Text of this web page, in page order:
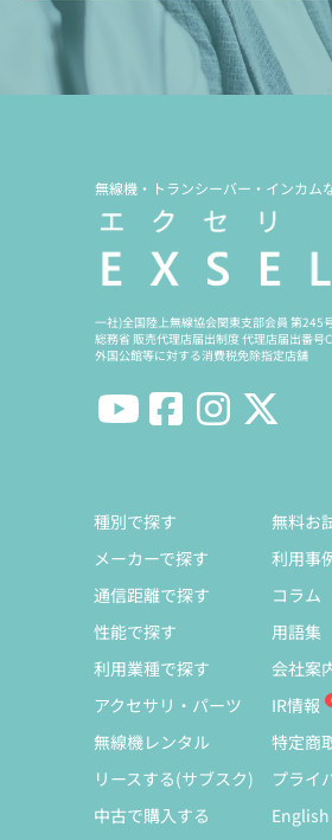
無線機・トランシーバー・インカム
一社)全国陸上無線協会関東支部会員 第245
総務省 販売代理店届出制度 代理店届出番号
外国公館等に対する消費税免除指定店舗
種別で探す
メーカーで探す
通信距離で探す
性能で探す
利用業種で探す
アクセサリ・パーツ
無線機レンタル
リースする(サブスク)
中古で購入する
無料お
利用事
コラム
用語集
会社案
IR情報
特定商
プライ